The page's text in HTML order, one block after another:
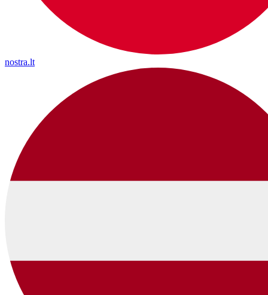
nostra.lt